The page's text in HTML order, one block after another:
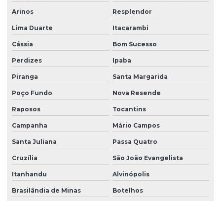
Arinos Resplendor
Lima Duarte Itacarambi
Cássia Bom Sucesso
Perdizes Ipaba
Piranga Santa Margarida
Poço Fundo Nova Resende
Raposos Tocantins
Campanha Mário Campos
Santa Juliana Passa Quatro
Cruzília São João Evangelista
Itanhandu Alvinópolis
Brasilândia de Minas Botelhos